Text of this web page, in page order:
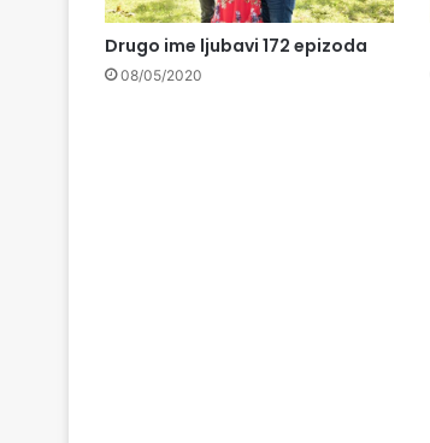
Drugo ime ljubavi 172 epizoda
08/05/2020